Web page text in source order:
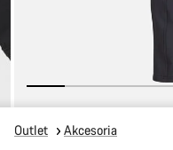
Outlet Akcesoria